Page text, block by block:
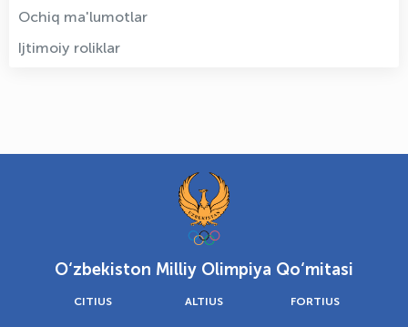
Ochiq ma'lumotlar
Ijtimoiy roliklar
O‘zbekiston Milliy Olimpiya Qo‘mitasi
CITIUS ALTIUS FORTIUS